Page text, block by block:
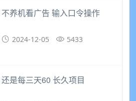
不养机看广告 输入口令操作
2024-12-05 5433
还是每三天60 长久项目